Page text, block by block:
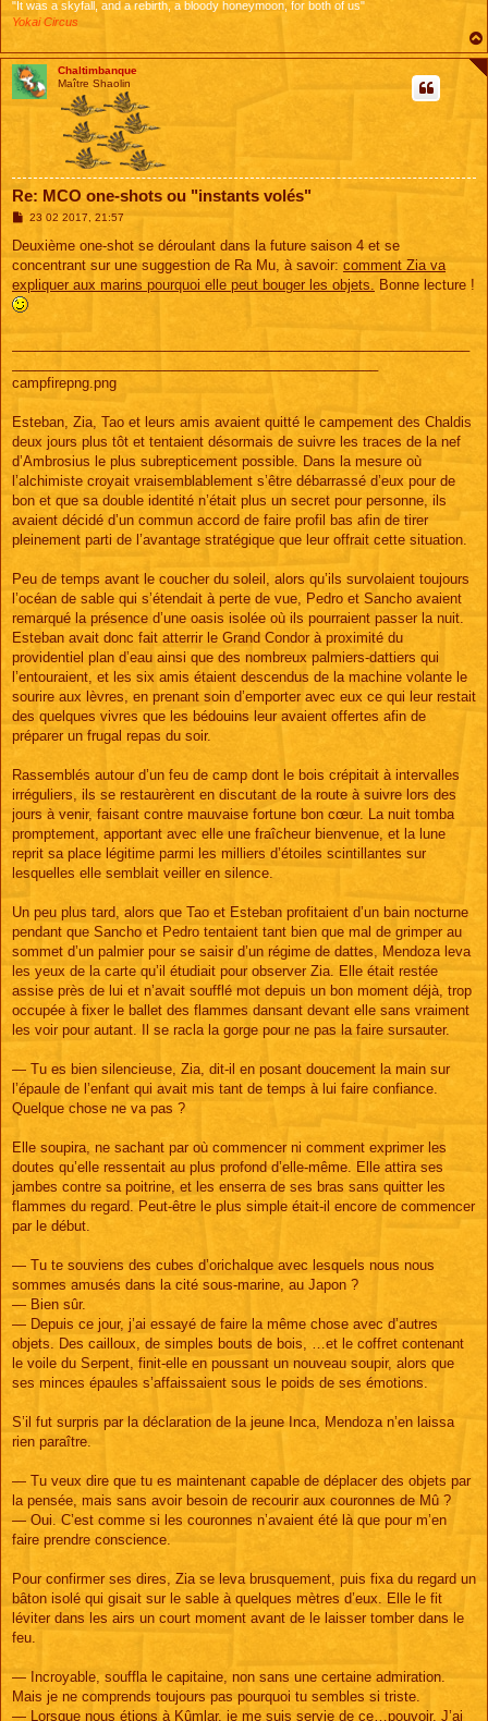
"It was a skyfall, and a rebirth, a bloody honeymoon, for both of us"
Yokai Circus
Chaltimbanque
Maître Shaolin
Re: MCO one-shots ou "instants volés"
M
s
a
g
e
23 02 2017, 21:57
Deuxième one-shot se déroulant dans la future saison 4 et se
concentrant sur une suggestion de Ra Mu, à savoir: comment Zia va
expliquer aux marins pourquoi elle peut bouger les objets.
Bonne lecture !
campfirepng.png
Esteban, Zia, Tao et leurs amis avaient quitté le campement des Chaldis
deux jours plus tôt et tentaient désormais de suivre les traces de la nef
d’Ambrosius le plus subrepticement possible. Dans la mesure où
l’alchimiste croyait vraisemblablement s’être débarrassé d’eux pour de
bon et que sa double identité n’était plus un secret pour personne, ils
avaient décidé d’un commun accord de faire profil bas afin de tirer
pleinement parti de l’avantage stratégique que leur offrait cette situation.
Peu de temps avant le coucher du soleil, alors qu’ils survolaient toujours
l’océan de sable qui s’étendait à perte de vue, Pedro et Sancho avaient
remarqué la présence d’une oasis isolée où ils pourraient passer la nuit.
Esteban avait donc fait atterrir le Grand Condor à proximité du
providentiel plan d’eau ainsi que des nombreux palmiers-dattiers qui
l’entouraient, et les six amis étaient descendus de la machine volante le
sourire aux lèvres, en prenant soin d’emporter avec eux ce qui leur restait
des quelques vivres que les bédouins leur avaient offertes afin de
préparer un frugal repas du soir.
Rassemblés autour d’un feu de camp dont le bois crépitait à intervalles
irréguliers, ils se restaurèrent en discutant de la route à suivre lors des
jours à venir, faisant contre mauvaise fortune bon cœur. La nuit tomba
promptement, apportant avec elle une fraîcheur bienvenue, et la lune
reprit sa place légitime parmi les milliers d’étoiles scintillantes sur
lesquelles elle semblait veiller en silence.
Un peu plus tard, alors que Tao et Esteban profitaient d’un bain nocturne
pendant que Sancho et Pedro tentaient tant bien que mal de grimper au
sommet d’un palmier pour se saisir d’un régime de dattes, Mendoza leva
les yeux de la carte qu’il étudiait pour observer Zia. Elle était restée
assise près de lui et n’avait soufflé mot depuis un bon moment déjà, trop
occupée à fixer le ballet des flammes dansant devant elle sans vraiment
les voir pour autant. Il se racla la gorge pour ne pas la faire sursauter.
— Tu es bien silencieuse, Zia, dit-il en posant doucement la main sur
l’épaule de l’enfant qui avait mis tant de temps à lui faire confiance.
Quelque chose ne va pas ?
Elle soupira, ne sachant par où commencer ni comment exprimer les
doutes qu’elle ressentait au plus profond d’elle-même. Elle attira ses
jambes contre sa poitrine, et les enserra de ses bras sans quitter les
flammes du regard. Peut-être le plus simple était-il encore de commencer
par le début.
— Tu te souviens des cubes d’orichalque avec lesquels nous nous
sommes amusés dans la cité sous-marine, au Japon ?
— Bien sûr.
— Depuis ce jour, j’ai essayé de faire la même chose avec d’autres
objets. Des cailloux, de simples bouts de bois, …et le coffret contenant
le voile du Serpent, finit-elle en poussant un nouveau soupir, alors que
ses minces épaules s’affaissaient sous le poids de ses émotions.
S’il fut surpris par la déclaration de la jeune Inca, Mendoza n’en laissa
rien paraître.
— Tu veux dire que tu es maintenant capable de déplacer des objets par
la pensée, mais sans avoir besoin de recourir aux couronnes de Mû ?
— Oui. C’est comme si les couronnes n’avaient été là que pour m’en
faire prendre conscience.
Pour confirmer ses dires, Zia se leva brusquement, puis fixa du regard un
bâton isolé qui gisait sur le sable à quelques mètres d’eux. Elle le fit
léviter dans les airs un court moment avant de le laisser tomber dans le
feu.
— Incroyable, souffla le capitaine, non sans une certaine admiration.
Mais je ne comprends toujours pas pourquoi tu sembles si triste.
— Lorsque nous étions à Kûmlar, je me suis servie de ce…pouvoir. J’ai